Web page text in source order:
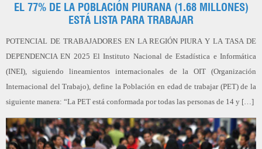
EL 77% DE LA POBLACIÓN PIURANA (1.68 MILLONES)
ESTÁ LISTA PARA TRABAJAR
POTENCIAL DE TRABAJADORES EN LA REGIÓN PIURA Y LA TASA DE
DEPENDENCIA EN 2025 El Instituto Nacional de Estadística e Informática
(INEI), siguiendo lineamientos internacionales de la OIT (Organización
Internacional del Trabajo), define la Población en edad de trabajar (PET) de la
siguiente manera: “La PET está conformada por todas las personas de 14 y […]